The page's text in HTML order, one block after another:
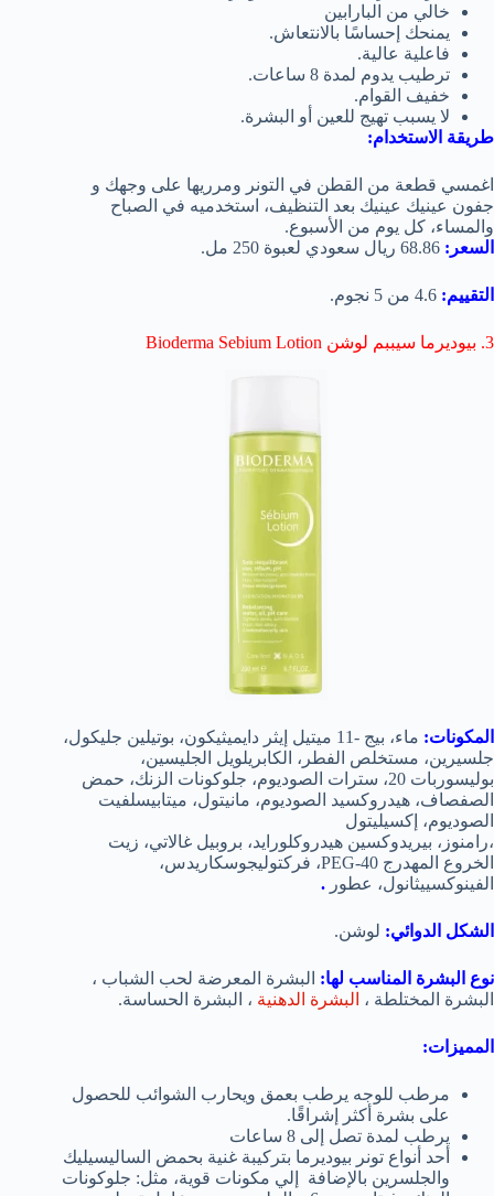
خالي من البارابين
يمنحك إحساسًا بالانتعاش.
فاعلية عالية.
ترطيب يدوم لمدة 8 ساعات.
خفيف القوام.
لا يسبب تهيج للعين أو البشرة.
طريقة الاستخدام:
اغمسي قطعة من القطن في التونر ومرريها على وجهك و
جفون عينيك عينيك بعد التنظيف، استخدميه في الصباح
والمساء، كل يوم من الأسبوع.
السعر: 68.86 ريال سعودي لعبوة 250 مل.
التقييم: 4.6 من 5 نجوم.
3. بيوديرما سيببم لوشن Bioderma Sebium Lotion
المكونات:
ماء، بيج -11 ميتيل إيثر دايميثيكون، بوتيلين جليكول،
جلسيرين، مستخلص الفطر، الكابريلويل الجليسين،
بوليسوربات 20، سترات الصوديوم، جلوكونات الزنك، حمض
الصفصاف، هيدروكسيد الصوديوم، مانيتول، ميتابيسلفيت
الصوديوم، إكسيليتول
،رامنوز، بيريدوكسين هيدروكلورايد، بروبيل غالاتي، زيت
الخروع المهدرج PEG-40، فركتوليجوسكاريدس،
الفينوكسييثانول، عطور .
الشكل الدوائي: لوشن.
نوع البشرة المناسب لها: البشرة المعرضة لحب الشباب ،
البشرة المختلطة ، البشرة الدهنية ، البشرة الحساسة.
المميزات:
مرطب للوجه يرطب بعمق ويحارب الشوائب للحصول
على بشرة أكثر إشراقًا.
يرطب لمدة تصل إلى 8 ساعات
أحد أنواع تونر بيوديرما بتركيبة غنية بحمض الساليسيليك
والجلسرين بالإضافة إلي مكونات قوية، مثل: جلوكونات